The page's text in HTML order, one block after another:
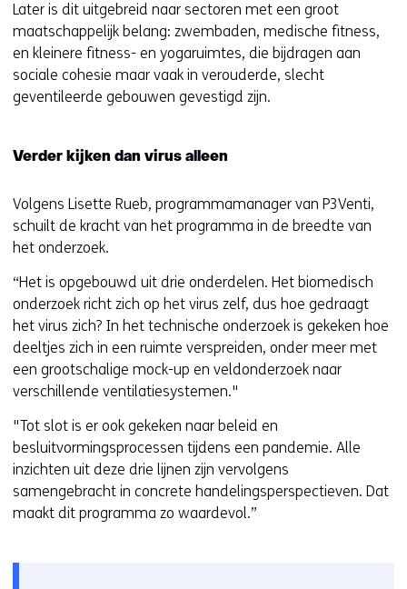
Later is dit uitgebreid naar sectoren met een groot
maatschappelijk belang: zwembaden, medische fitness,
en kleinere fitness- en yogaruimtes, die bijdragen aan
sociale cohesie maar vaak in verouderde, slecht
geventileerde gebouwen gevestigd zijn.
Verder kijken dan virus alleen
Volgens Lisette Rueb, programmamanager van P3Venti,
schuilt de kracht van het programma in de breedte van
het onderzoek.
“Het is opgebouwd uit drie onderdelen. Het biomedisch
onderzoek richt zich op het virus zelf, dus hoe gedraagt
het virus zich? In het technische onderzoek is gekeken hoe
deeltjes zich in een ruimte verspreiden, onder meer met
een grootschalige mock-up en veldonderzoek naar
verschillende ventilatiesystemen."
"Tot slot is er ook gekeken naar beleid en
besluitvormingsprocessen tijdens een pandemie. Alle
inzichten uit deze drie lijnen zijn vervolgens
samengebracht in concrete handelingsperspectieven. Dat
maakt dit programma zo waardevol.”